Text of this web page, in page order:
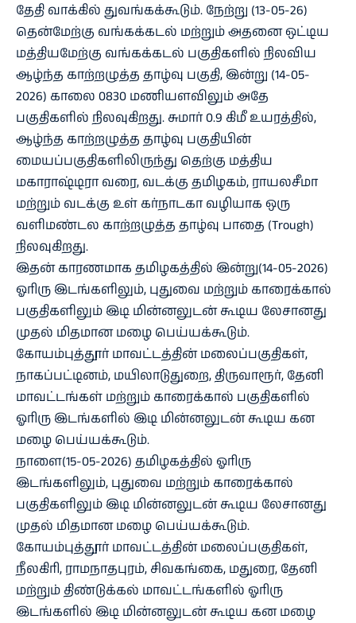
தேதி வாக்கில் துவங்கக்கூடும். நேற்று (13-05-26)
தென்மேற்கு வங்கக்கடல் மற்றும் அதனை ஒட்டிய
மத்தியமேற்கு வங்கக்கடல் பகுதிகளில் நிலவிய
ஆழ்ந்த காற்றழுத்த தாழ்வு பகுதி, இன்று (14-05-
2026) காலை 0830 மணியளவிலும் அதே
பகுதிகளில் நிலவுகிறது. சுமார் 0.9 கிமீ உயரத்தில்,
ஆழ்ந்த காற்றழுத்த தாழ்வு பகுதியின்
மையப்பகுதிகளிலிருந்து தெற்கு மத்திய
மகாராஷ்டிரா வரை, வடக்கு தமிழகம், ராயலசீமா
மற்றும் வடக்கு உள் கர்நாடகா வழியாக ஒரு
வளிமண்டல காற்றழுத்த தாழ்வு பாதை (Trough)
நிலவுகிறது.
இதன் காரணமாக தமிழகத்தில் இன்று(14-05-2026)
ஓரிரு இடங்களிலும், புதுவை மற்றும் காரைக்கால்
பகுதிகளிலும் இடி மின்னலுடன் கூடிய லேசானது
முதல் மிதமான மழை பெய்யக்கூடும்.
கோயம்புத்தூர் மாவட்டத்தின் மலைப்பகுதிகள்,
நாகப்பட்டினம், மயிலாடுதுறை, திருவாரூர், தேனி
மாவட்டங்கள் மற்றும் காரைக்கால் பகுதிகளில்
ஓரிரு இடங்களில் இடி மின்னலுடன் கூடிய கன
மழை பெய்யக்கூடும்.
நாளை(15-05-2026) தமிழகத்தில் ஓரிரு
இடங்களிலும், புதுவை மற்றும் காரைக்கால்
பகுதிகளிலும் இடி மின்னலுடன் கூடிய லேசானது
முதல் மிதமான மழை பெய்யக்கூடும்.
கோயம்புத்தூர் மாவட்டத்தின் மலைப்பகுதிகள்,
நீலகிரி, ராமநாதபுரம், சிவகங்கை, மதுரை, தேனி
மற்றும் திண்டுக்கல் மாவட்டங்களில் ஓரிரு
இடங்களில் இடி மின்னலுடன் கூடிய கன மழை